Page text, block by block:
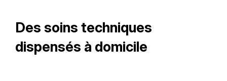
Des soins techniques
dispensés à domicile